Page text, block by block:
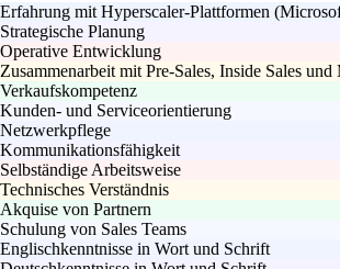
Erfahrung mit Hyperscaler-Plattformen
Strategische Planung
Operative Entwicklung
Zusammenarbeit mit Pre-Sales, Inside Sales
Verkaufskompetenz
Kunden- und Serviceorientierung
Netzwerkpflege
Kommunikationsfähigkeit
Selbständige Arbeitsweise
Technisches Verständnis
Akquise von Partnern
Schulung von Sales Teams
Englischkenntnisse in Wort und Schrift